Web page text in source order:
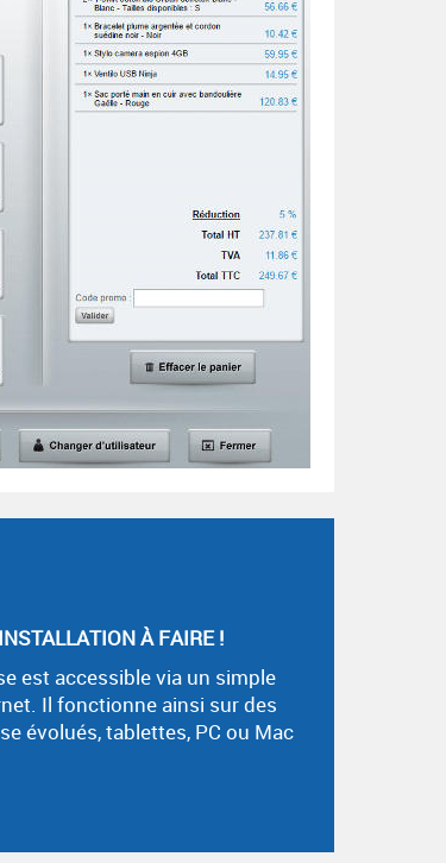
À FAIRE !
est accessible via un simple
Il fonctionne ainsi sur des
évolués, tablettes, PC ou Mac